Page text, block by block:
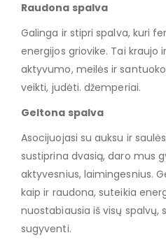
Raudona spalva
Galinga ir stipri spalva, kuri
energijos griovike. Tai kraujo
aktyvumo, meilės ir
veikti, judėti. džemperiai.
Geltona spalva
Asocijuojasi su auksu ir
sustiprina dvasią, daro mus
aktyvesnius, laimingesnius.
kaip ir raudona, suteikia
nuostabiausia iš visų spalvų,
sugyventi.